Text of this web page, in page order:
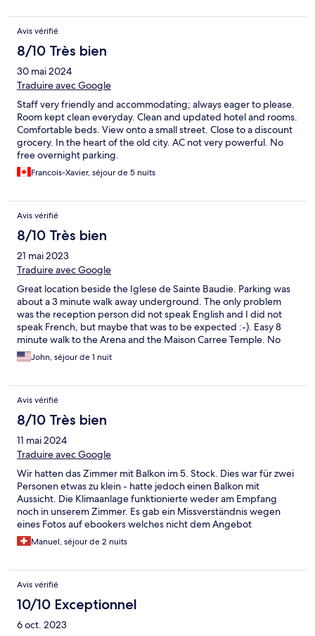
Avis vérifié
8/10 Très bien
30 mai 2024
Traduire avec Google
Staff very friendly and accommodating; always eager to please.
Room kept clean everyday. Clean and updated hotel and rooms.
Comfortable beds. View onto a small street. Close to a discount
grocery. In the heart of the old city. AC not very powerful. No
free overnight parking.
Francois-Xavier, séjour de 5 nuits
Avis vérifié
8/10 Très bien
21 mai 2023
Traduire avec Google
Great location beside the Iglese de Sainte Baudie. Parking was
about a 3 minute walk away underground. The only problem
was the reception person did not speak English and I did not
speak French, but maybe that was to be expected :-). Easy 8
minute walk to the Arena and the Maison Carree Temple. No
other issues. Clean room and nice amenities
John, séjour de 1 nuit
Avis vérifié
8/10 Très bien
11 mai 2024
Traduire avec Google
Wir hatten das Zimmer mit Balkon im 5. Stock. Dies war für zwei
Personen etwas zu klein - hatte jedoch einen Balkon mit
Aussicht. Die Klimaanlage funktionierte weder am Empfang
noch in unserem Zimmer. Es gab ein Missverständnis wegen
eines Fotos auf ebookers welches nicht dem Angebot
entsprach.
Manuel, séjour de 2 nuits
Avis vérifié
10/10 Exceptionnel
6 oct. 2023